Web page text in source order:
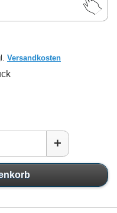
Versandkosten
+